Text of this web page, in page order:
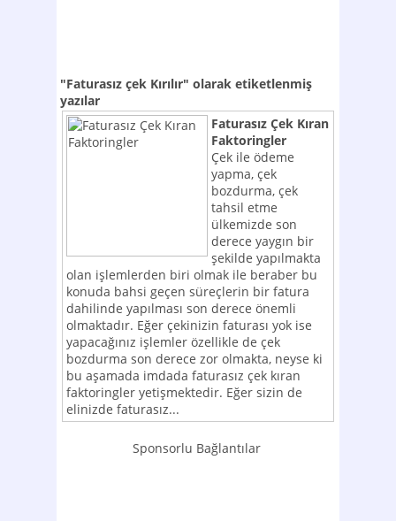
"Faturasız çek Kırılır" olarak etiketlenmiş
yazılar
Faturasız Çek Kıran
Faktoringler
Çek ile ödeme
yapma, çek
bozdurma, çek
tahsil etme
ülkemizde son
derece yaygın bir
şekilde yapılmakta
olan işlemlerden biri olmak ile beraber bu
konuda bahsi geçen süreçlerin bir fatura
dahilinde yapılması son derece önemli
olmaktadır. Eğer çekinizin faturası yok ise
yapacağınız işlemler özellikle de çek
bozdurma son derece zor olmakta, neyse ki
bu aşamada imdada faturasız çek kıran
faktoringler yetişmektedir. Eğer sizin de
elinizde faturasız...
Sponsorlu Bağlantılar